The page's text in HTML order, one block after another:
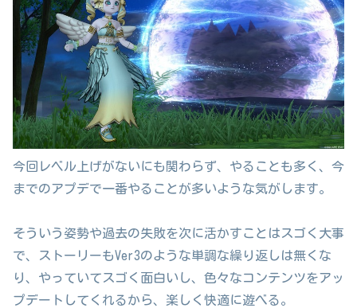
今回レベル上げがないにも関わらず、やることも多く、今
までのアプデで一番やることが多いような気がします。
そういう姿勢や過去の失敗を次に活かすことはスゴく大事
で、ストーリーもVer3のような単調な繰り返しは無くな
り、やっていてスゴく面白いし、色々なコンテンツをアッ
プデートしてくれるから、楽しく快適に遊べる。